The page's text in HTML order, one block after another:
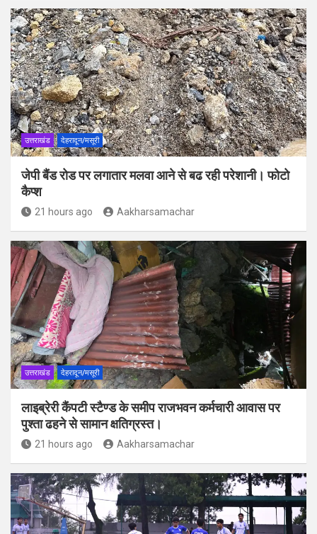
उत्तराखंड देहरादून/मसूरी
जेपी बैंड रोड पर लगातार मलवा आने से बढ रही परेशानी। फोटो
कैप्श
21 hours ago Aakharsamachar
उत्तराखंड देहरादून/मसूरी
लाइब्रेरी कैंपटी स्टैण्ड के समीप राजभवन कर्मचारी आवास पर
पुश्ता ढहने से सामान क्षतिग्रस्त।
21 hours ago Aakharsamachar